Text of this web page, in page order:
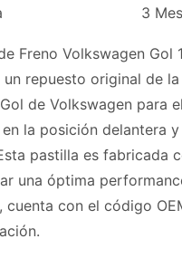
3
Freno Volkswagen
repuesto original de
de Volkswagen para
la posición delantera
pastilla es fabricada
una óptima
cuenta con el código